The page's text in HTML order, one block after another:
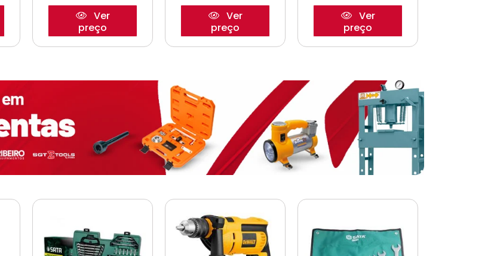
Ver
preço
Ver
preço
Ver
preço